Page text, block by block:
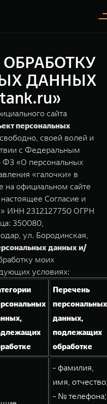
TANK 400
За пределы возможного
от 5 599 000 ₽
TANK 700
Сила признания
от 10 199 000 ₽
Эстетика нового времени
от 5 699 000 ₽
ДАННЫХ
сайта
персональных
свободно, своей волей и
с Федеральным
ФЗ «О персональных
«галочки» в
на официальном сайте
Согласие и
ИНН 2312127750 ОГРН
350080,
ул. Бородинская,
данных и/
моих
условиях:
Перечень
персональных
данных,
подлежащих
обработке
- фамилия,
имя,
- № телефона;